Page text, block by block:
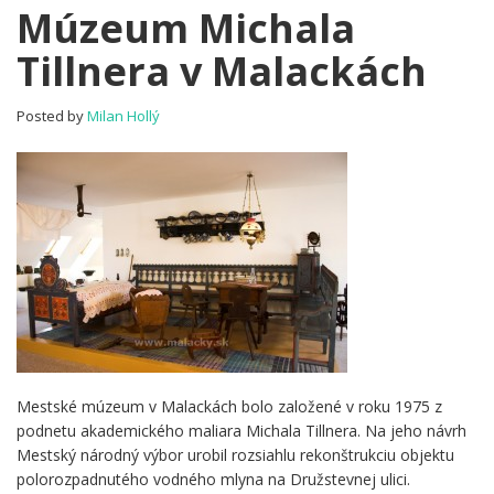
Michala
Tillnera
v
Múzeum Michala
Tillnera v Malackách
Posted byMilan Hollý
Mestské múzeum v Malackách bolo založené v roku 1975 z
podnetu akademického maliara Michala Tillnera. Na jeho návrh
Mestský národný výbor urobil rozsiahlu rekonštrukciu objektu
polorozpadnutého vodného mlyna na Družstevnej ulici.